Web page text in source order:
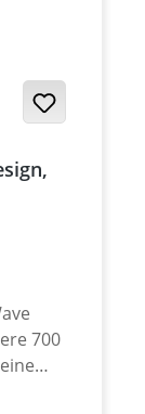
2023 -
700
der